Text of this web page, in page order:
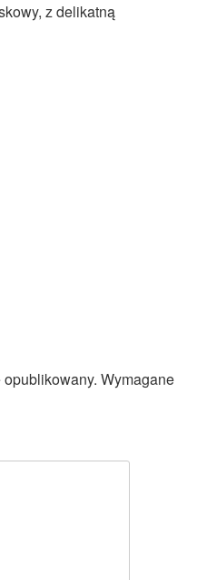
z delikatną
Wymagane